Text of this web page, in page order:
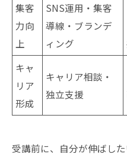
集客
力向
上
SNS運用・集客
導線・ブランデ
ィング
キャ
リア
形成
キャリア相談・
独立支援
受講前に、自分が伸ばし